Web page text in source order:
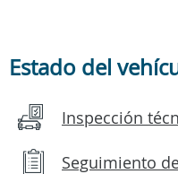
Estado del
Inspección
Seguimiento